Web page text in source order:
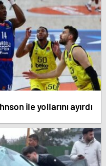
ile yollarını ayırdı